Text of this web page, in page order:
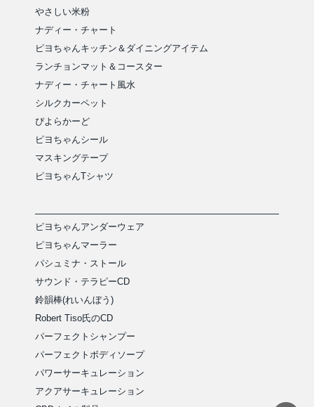
やさしい米粉
ナディー・チャート
ピヨちゃんキッチン＆ダイニングアイテム
ランチョンマット＆コースター
ナディー・チャート風水
シルクカーペット
ぴよらかーど
ピヨちゃんシール
マスキングテープ
ピヨちゃんTシャツ
ピヨちゃんアンダーウェア
ピヨちゃんマーラー
パシュミナ・ストール
サウンド・テラピーCD
鈴韻棒(れいんぼう)
Robert Tiso氏のCD
パーフェクトシャンプー
パーフェクトボディソープ
パワーサーキュレーション
アクアサーキュレーション